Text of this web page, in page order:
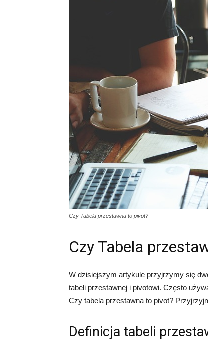
Czy Tabela przestawna to pivot?
Czy Tabela
W dzisiejszym artykule przyjrzymy się
tabeli przestawnej i pivotowi. Często
Czy tabela przestawna to pivot?
Definicja tabeli